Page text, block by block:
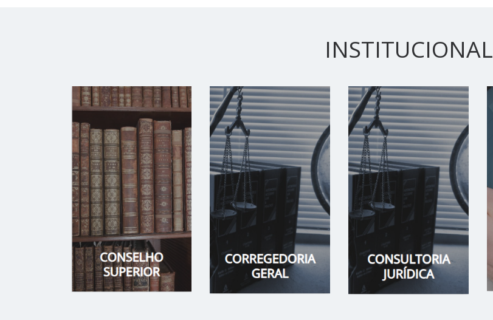
INSTITUCIONAL